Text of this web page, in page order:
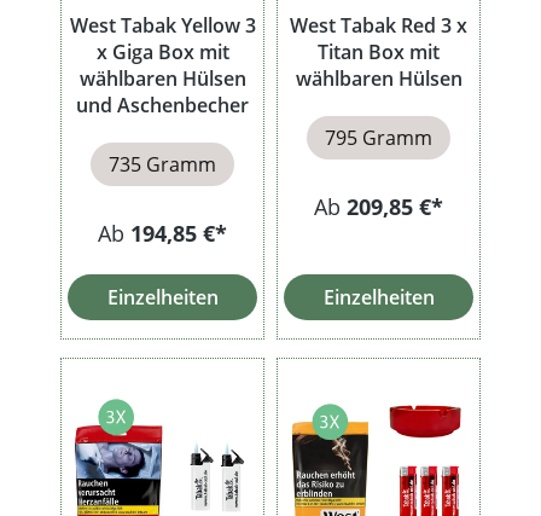
West Tabak Yellow 3
x Giga Box mit
wählbaren Hülsen
und Aschenbecher
735 Gramm
Ab 194,85 €*
Einzelheiten
West Tabak Red 3 x
Titan Box mit
wählbaren Hülsen
795 Gramm
Ab 209,85 €*
Einzelheiten